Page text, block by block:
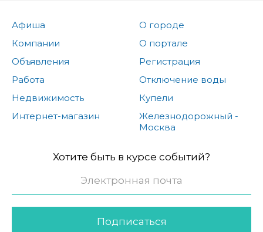
Афиша
Компании
Объявления
Работа
Недвижимость
Интернет-магазин
О городе
О портале
Регистрация
Отключение воды
Купели
Железнодорожный -
Москва
Хотите быть в курсе событий?
Подписаться